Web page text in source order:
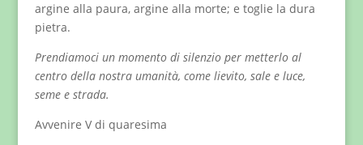
argine alla paura, argine alla morte; e toglie la dura
pietra.
Prendiamoci un momento di silenzio per metterlo al
centro della nostra umanità, come lievito, sale e luce,
seme e strada.
Avvenire V di quaresima